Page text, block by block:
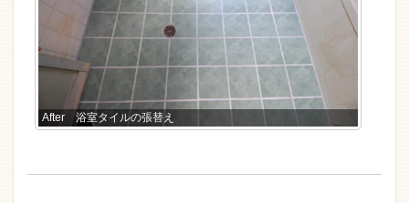
After 浴室タイルの張替え